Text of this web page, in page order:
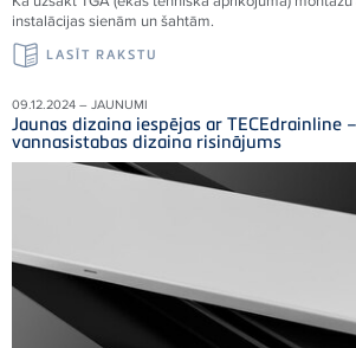
instalācijas sienām un šahtām.
LASĪT RAKSTU
09.12.2024 – JAUNUMI
Jaunas dizaina iespējas ar TECEdrainline
vannasistabas dizaina risinājums